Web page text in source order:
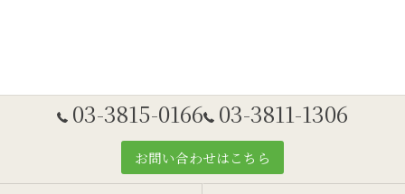
03-3815-0166 03-3811-1306
お問い合わせはこちら